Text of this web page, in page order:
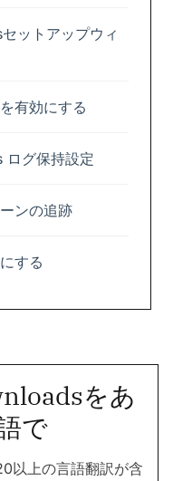
ットアップウィ
有効にする
グ保持設定
ンの追跡
する
をあ
で
以上の言語翻訳が含